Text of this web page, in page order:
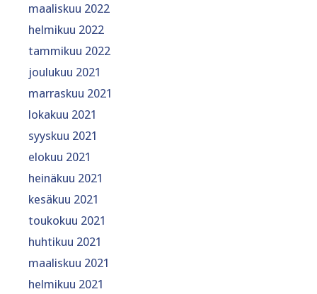
maaliskuu 2022
helmikuu 2022
tammikuu 2022
joulukuu 2021
marraskuu 2021
lokakuu 2021
syyskuu 2021
elokuu 2021
heinäkuu 2021
kesäkuu 2021
toukokuu 2021
huhtikuu 2021
maaliskuu 2021
helmikuu 2021